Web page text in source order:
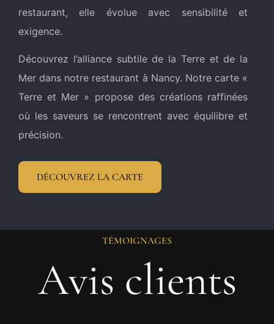
restaurant, elle évolue avec sensibilité et
exigence.
Découvrez l’alliance subtile de la Terre et de la
Mer dans notre restaurant à Nancy. Notre carte «
Terre et Mer » propose des créations raffinées
où les saveurs se rencontrent avec équilibre et
précision.
DÉCOUVREZ LA CARTE
TÉMOIGNAGES
Avis clients